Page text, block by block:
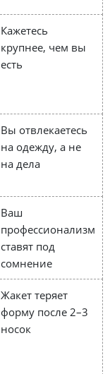
Кажетесь
крупнее, чем вы
есть
Вы отвлекаетесь
на одежду, а не
на дела
Ваш
профессионализм
ставят под
сомнение
Жакет теряет
форму после 2–3
носок